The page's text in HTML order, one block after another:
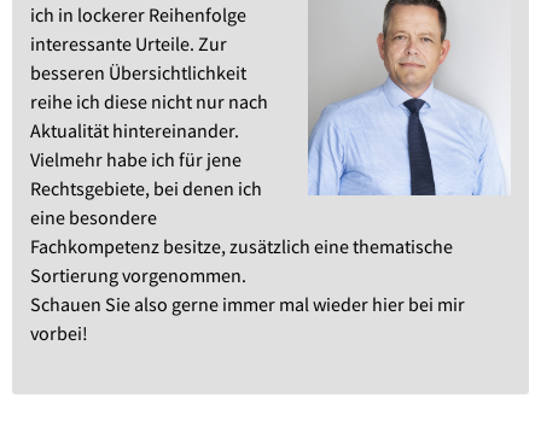
ich in lockerer Reihenfolge
interessante Urteile. Zur
besseren Übersichtlichkeit
reihe ich diese nicht nur nach
Aktualität hintereinander.
Vielmehr habe ich für jene
Rechtsgebiete, bei denen ich
eine besondere
Fachkompetenz besitze, zusätzlich eine thematische
Sortierung vorgenommen.
Schauen Sie also gerne immer mal wieder hier bei mir
vorbei!